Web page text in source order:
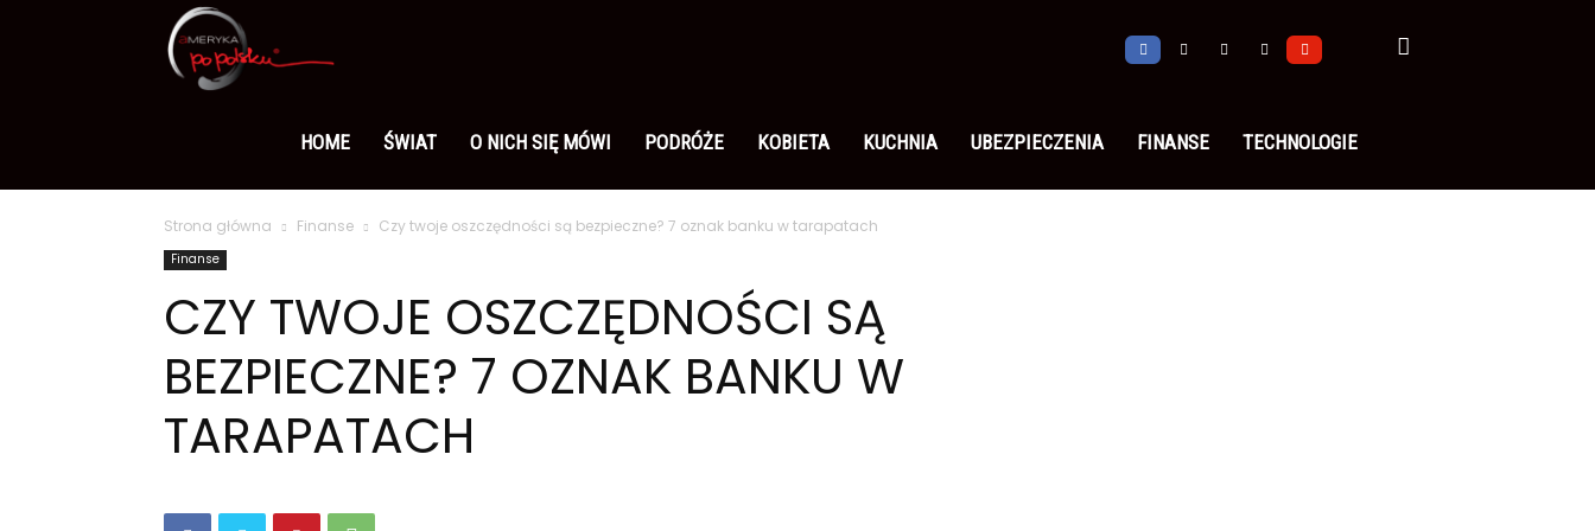
po
polsku
HOME ŚWIAT O NICH SIĘ MÓWI PODRÓŻE KOBIETA KUCHNIA UBEZPIECZENIA FINANSE TECHNOLOGIE
Strona główna Finanse Czy twoje oszczędności są bezpieczne? 7 oznak banku w tarapatach
Finanse
CZY TWOJE OSZCZĘDNOŚCI SĄ
BEZPIECZNE? 7 OZNAK BANKU W
TARAPATACH